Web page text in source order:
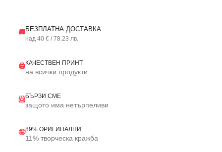
🚚БЕЗПЛАТНА ДОСТАВКА
над 40 € / 78.23 лв.
🖨️КАЧЕСТВЕН ПРИНТ
на всички продукти
📨БЪРЗИ СМЕ
защото има нетърпеливи
🤪89% ОРИГИНАЛНИ
11% творческа кражба